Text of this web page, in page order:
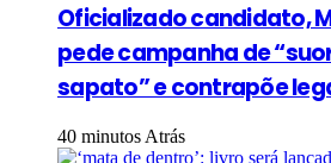
Oficializado candidato,
pede campanha de
sapato” e contrapõe
40 minutos Atrás